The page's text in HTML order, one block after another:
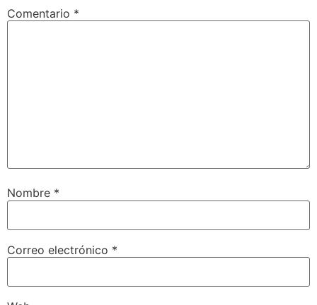
Comentario *
Nombre *
Correo electrónico *